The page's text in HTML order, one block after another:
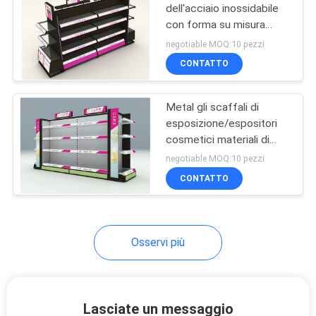
Espositori della
farmacia
espositori cosmetici
dell'acciaio inossidabile
con forma su misura
della scatola leggera
negotiable MOQ:10 pezzi
CONTATTO
Metal gli scaffali di
esposizione/espositori
cosmetici materiali di
trucco con lo strato
regolabile
negotiable MOQ:10 pezzi
CONTATTO
Osservi più
Lasciate un messaggio